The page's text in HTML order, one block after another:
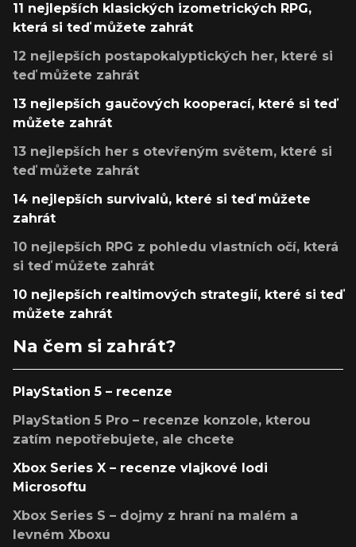
11 nejlepších klasických izometrických RPG,
která si teď můžete zahrát
12 nejlepších postapokalyptických her, které si
teď můžete zahrát
13 nejlepších gaučových kooperací, které si teď
můžete zahrát
13 nejlepších her s otevřeným světem, které si
teď můžete zahrát
14 nejlepších survivalů, které si teď můžete
zahrát
10 nejlepších RPG z pohledu vlastních očí, která
si teď můžete zahrát
10 nejlepších realtimových strategií, které si teď
můžete zahrát
Na čem si zahrát?
PlayStation 5 – recenze
PlayStation 5 Pro – recenze konzole, kterou
zatím nepotřebujete, ale chcete
Xbox Series X – recenze vlajkové lodi
Microsoftu
Xbox Series S – dojmy z hraní na malém a
levném Xboxu